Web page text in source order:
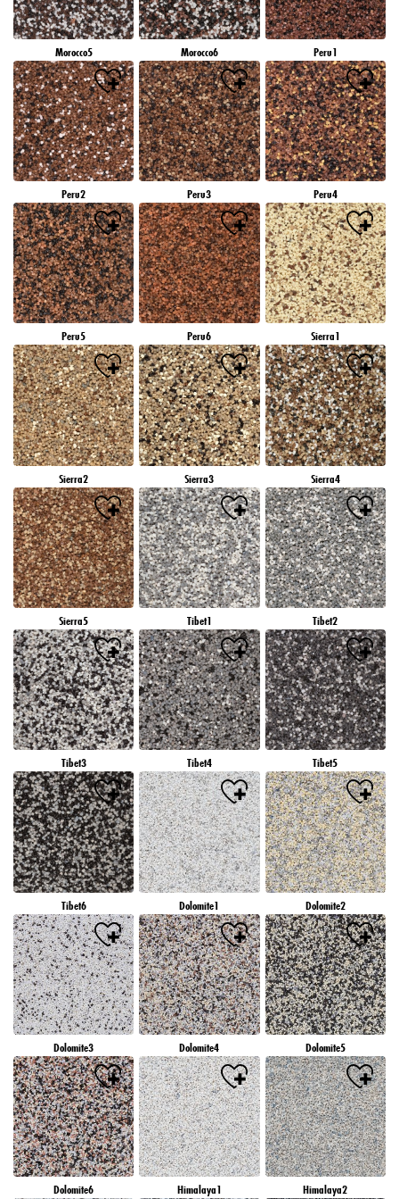
Morocco5 Morocco6 Peru1
Peru2 Peru3 Peru4
Peru5 Peru6 Sierra1
Sierra2 Sierra3 Sierra4
Sierra5 Tibet1 Tibet2
Tibet3 Tibet4 Tibet5
Tibet6 Dolomite1 Dolomite2
Dolomite3 Dolomite4 Dolomite5
Dolomite6 Himalaya1 Himalaya2